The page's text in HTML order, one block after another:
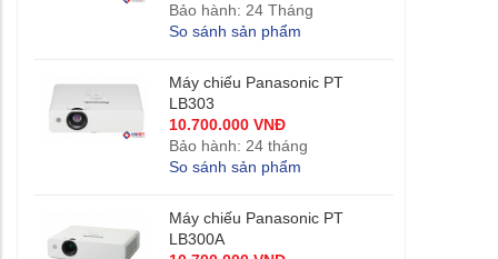
Bảo hành: 24 Tháng
So sánh sản phẩm
Máy chiếu Panasonic PT
LB303
10.700.000 VNĐ
Bảo hành: 24 tháng
So sánh sản phẩm
Máy chiếu Panasonic PT
LB300A